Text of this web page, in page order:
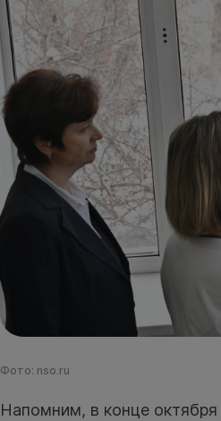
Фото: nso.ru
Напомним, в конце